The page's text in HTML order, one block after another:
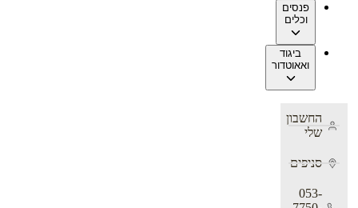
פנסים
וכלים
ביגוד
ואאוטדור
החשבון
שלי
סניפים
053-